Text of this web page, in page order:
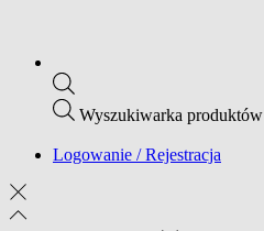
Wyszukiwarka produktów
Logowanie / Rejestracja